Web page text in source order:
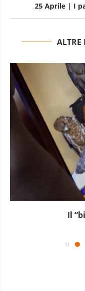
25 Aprile | I
ALTRE
Il